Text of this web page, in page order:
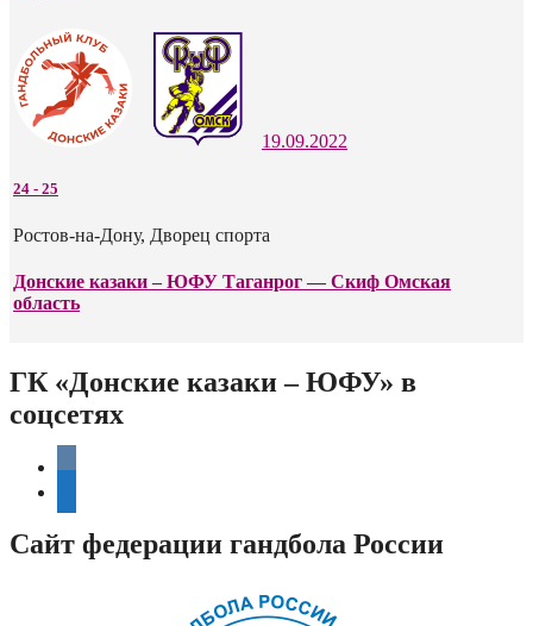
19.09.2022
24 - 25
Ростов-на-Дону, Дворец спорта
Донские казаки – ЮФУ Таганрог — Скиф Омская
область
ГК «Донские казаки – ЮФУ» в
соцсетях
Сайт федерации гандбола России